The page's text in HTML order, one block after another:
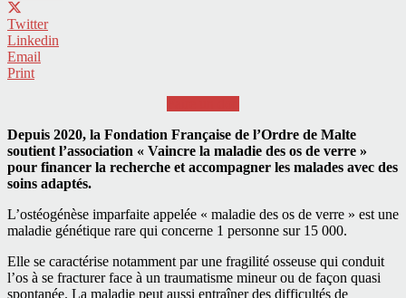
Twitter
Linkedin
Email
Print
Depuis 2020, la Fondation Française de l’Ordre de Malte
soutient l’association « Vaincre la maladie des os de verre »
pour financer la recherche et accompagner les malades avec des
soins adaptés.
L’ostéogénèse imparfaite appelée « maladie des os de verre » est une
maladie génétique rare qui concerne 1 personne sur 15 000.
Elle se caractérise notamment par une fragilité osseuse qui conduit
l’os à se fracturer face à un traumatisme mineur ou de façon quasi
spontanée. La maladie peut aussi entraîner des difficultés de